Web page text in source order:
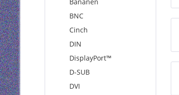
BNC
Cinch
DIN
DisplayPort™
D-SUB
DVI